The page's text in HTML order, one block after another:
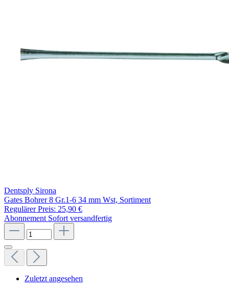
Dentsply Sirona
Gates Bohrer 8 Gr.1-6 34 mm Wst, Sortiment
Regulärer Preis: 25,90 €
Abonnement Sofort versandfertig
Zuletzt angesehen